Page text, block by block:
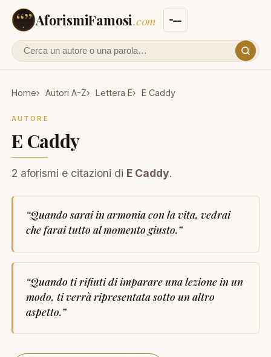
AforismiFamosi.com
Cerca un autore o un aforisma
Home Autori A-Z Lettera E E Caddy
AUTORE
E Caddy
2 aforismi e citazioni di E Caddy.
“Quando sarai in armonia con la vita, vedrai
che farai tutto al momento giusto.”
“Quando ti rifiuti di imparare una lezione in un
modo, ti verrà ripresentata sotto un altro
aspetto.”